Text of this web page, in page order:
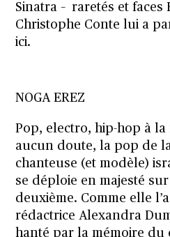
Sinatra – raretés et faces
Christophe Conte lui a
ici.
NOGA EREZ
Pop, electro, hip-hop à
aucun doute, la pop de
chanteuse (et modèle)
se déploie en majesté
deuxième. Comme elle
rédactrice Alexandra
hanté par la mémoire du